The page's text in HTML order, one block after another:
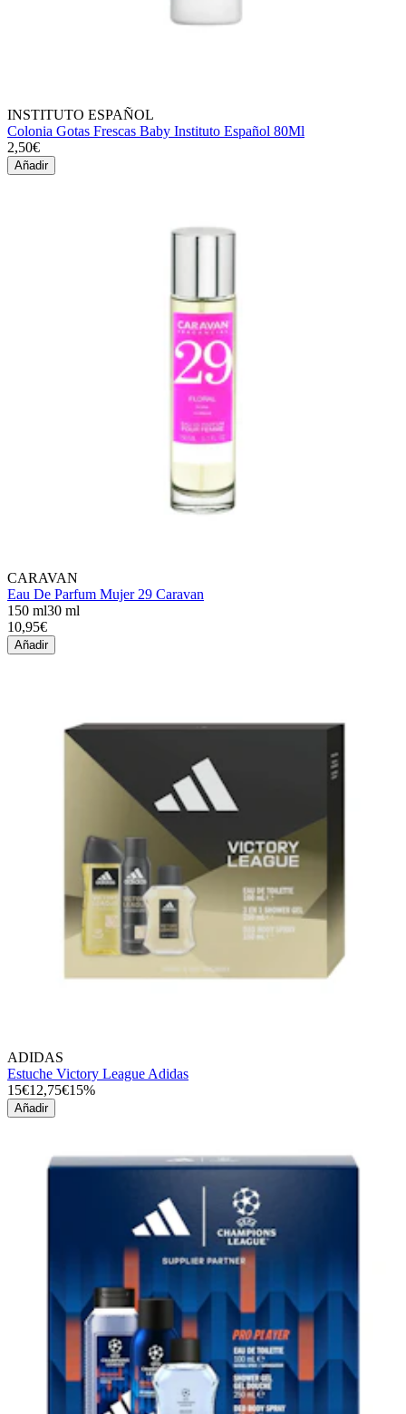
INSTITUTO ESPAÑOL
Colonia Gotas Frescas Baby Instituto Español 80Ml
2,50€
Añadir
CARAVAN
Eau De Parfum Mujer 29 Caravan
150 ml30 ml
10,95€
Añadir
ADIDAS
Estuche Victory League Adidas
15€12,75€15%
Añadir